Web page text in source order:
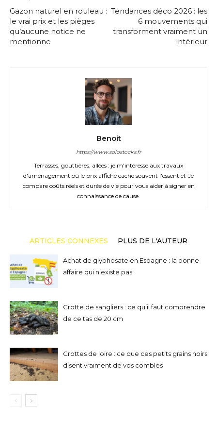
Gazon naturel en rouleau :
le vrai prix et les pièges
qu’aucune notice ne
mentionne
Tendances déco 2026 : les
6 mouvements qui
transforment vraiment un
intérieur
Benoit
https://www.solostocks.fr
Terrasses, gouttières, allées : je m'intéresse aux travaux
d'aménagement où le prix affiché cache souvent l'essentiel. Je
compare coûts réels et durée de vie pour vous aider à signer en
connaissance de cause.
ARTICLES CONNEXES PLUS DE L'AUTEUR
Achat de glyphosate en Espagne : la bonne
affaire qui n’existe pas
Crotte de sangliers : ce qu’il faut comprendre
de ce tas de 20 cm
Crottes de loire : ce que ces petits grains noirs
disent vraiment de vos combles